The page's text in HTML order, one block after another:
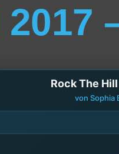
Rock The
von Sophia